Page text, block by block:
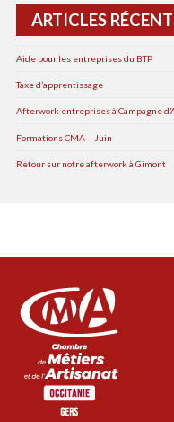
ARTICLES
Aide pour les entreprises du BTP
Taxe d’apprentissage
Afterwork entreprises à Campagne
Formations CMA – Juin
Retour sur notre afterwork à Gimont